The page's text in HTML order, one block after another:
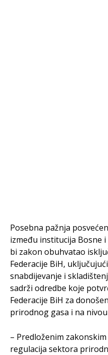
Posebna pažnja
između institucija Bosne
bi zakon obuhvatao
Federacije BiH,
snabdijevanje i
sadrži odredbe koje
Federacije BiH za
prirodnog gasa i na
– Predloženim
regulacija sektora